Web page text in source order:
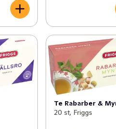
Te Rabarber &
20 st, Friggs